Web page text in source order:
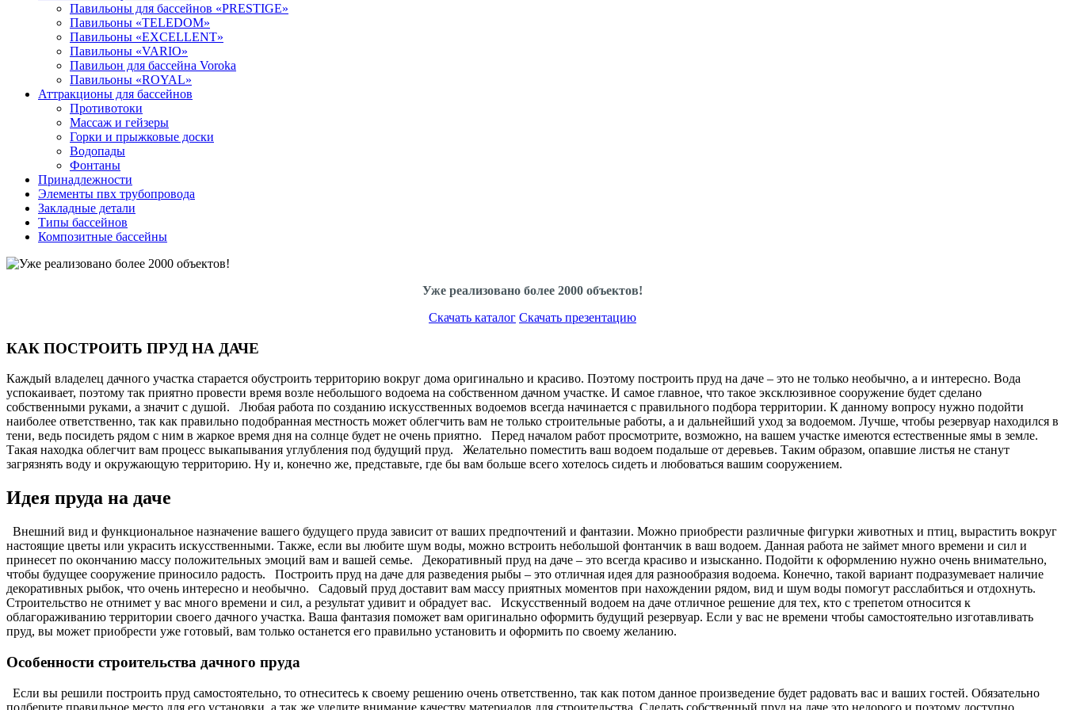
Павильоны для бассейнов «PRESTIGE»
Павильоны «TELEDOM»
Павильоны «EXCELLENT»
Павильоны «VARIO»
Павильон для бассейна Voroka
Павильоны «ROYAL»
Аттракционы для бассейнов
Противотоки
Массаж и гейзеры
Горки и прыжковые доски
Водопады
Фонтаны
Принадлежности
Элементы пвх трубопровода
Закладные детали
Типы бассейнов
Композитные бассейны
Уже реализовано более 2000 объектов!
Скачать каталог Скачать презентацию
КАК ПОСТРОИТЬ ПРУД НА ДАЧЕ
Каждый владелец дачного участка старается обустроить территорию вокруг дома оригинально и красиво. Поэтому построить пруд на даче – это не только необычно, а и интересно. Вода
успокаивает, поэтому так приятно провести время возле небольшого водоема на собственном дачном участке. И самое главное, что такое эксклюзивное сооружение будет сделано
собственными руками, а значит с душой. Любая работа по созданию искусственных водоемов всегда начинается с правильного подбора территории. К данному вопросу нужно подойти
наиболее ответственно, так как правильно подобранная местность может облегчить вам не только строительные работы, а и дальнейший уход за водоемом. Лучше, чтобы резервуар находился в
тени, ведь посидеть рядом с ним в жаркое время дня на солнце будет не очень приятно. Перед началом работ просмотрите, возможно, на вашем участке имеются естественные ямы в земле.
Такая находка облегчит вам процесс выкапывания углубления под будущий пруд. Желательно поместить ваш водоем подальше от деревьев. Таким образом, опавшие листья не станут
загрязнять воду и окружающую территорию. Ну и, конечно же, представьте, где бы вам больше всего хотелось сидеть и любоваться вашим сооружением.
Идея пруда на даче
Внешний вид и функциональное назначение вашего будущего пруда зависит от ваших предпочтений и фантазии. Можно приобрести различные фигурки животных и птиц, вырастить вокруг
настоящие цветы или украсить искусственными. Также, если вы любите шум воды, можно встроить небольшой фонтанчик в ваш водоем. Данная работа не займет много времени и сил и
принесет по окончанию массу положительных эмоций вам и вашей семье. Декоративный пруд на даче – это всегда красиво и изысканно. Подойти к оформлению нужно очень внимательно,
чтобы будущее сооружение приносило радость. Построить пруд на даче для разведения рыбы – это отличная идея для разнообразия водоема. Конечно, такой вариант подразумевает наличие
декоративных рыбок, что очень интересно и необычно. Садовый пруд доставит вам массу приятных моментов при нахождении рядом, вид и шум воды помогут расслабиться и отдохнуть.
Строительство не отнимет у вас много времени и сил, а результат удивит и обрадует вас. Искусственный водоем на даче отличное решение для тех, кто с трепетом относится к
облагораживанию территории своего дачного участка. Ваша фантазия поможет вам оригинально оформить будущий резервуар. Если у вас не времени чтобы самостоятельно изготавливать
пруд, вы может приобрести уже готовый, вам только останется его правильно установить и оформить по своему желанию.
Особенности строительства дачного пруда
Если вы решили построить пруд самостоятельно, то отнеситесь к своему решению очень ответственно, так как потом данное произведение будет радовать вас и ваших гостей. Обязательно
подберите правильное место для его установки, а так же уделите внимание качеству материалов для строительства. Сделать собственный пруд на даче это недорого и поэтому доступно